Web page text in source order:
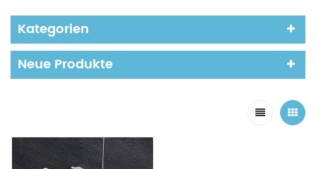
Kategorien
Neue Produkte